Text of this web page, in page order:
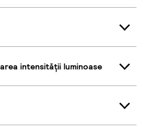
intensității luminoase